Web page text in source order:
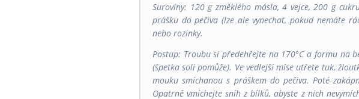
Suroviny: 120 g změklého másla, 4 vejce, 200 g
prášku do pečiva (lze ale vynechat, pokud nemáte
nebo rozinky.
Postup: Troubu si předehřejte na 170°C a formu na
(špetka soli pomůže). Ve vedlejší míse utřete tuk,
mouku smíchanou s práškem do pečiva. Poté
Opatrně vmíchejte sníh z bílků, abyste z nich